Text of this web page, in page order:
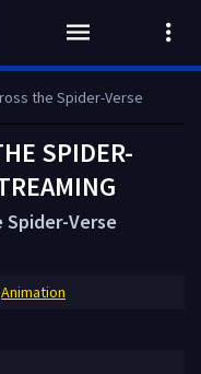
the Spider-Verse
SPIDER-
Spider-Verse
Animation